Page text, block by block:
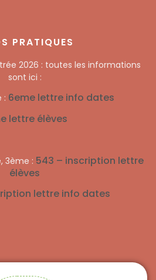
PRATIQUES
2026 : toutes les informations
sont ici :
: 6eme lettre info dates
lettre élèves
3ème : 543 – inscription lettre
élèves
lettre info dates